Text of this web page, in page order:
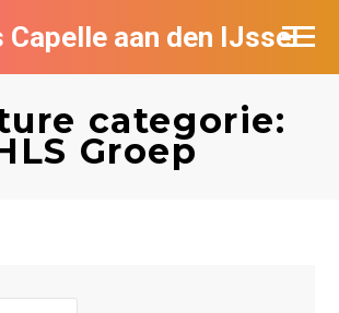
Capelle aan den IJssel
categorie:
Groep